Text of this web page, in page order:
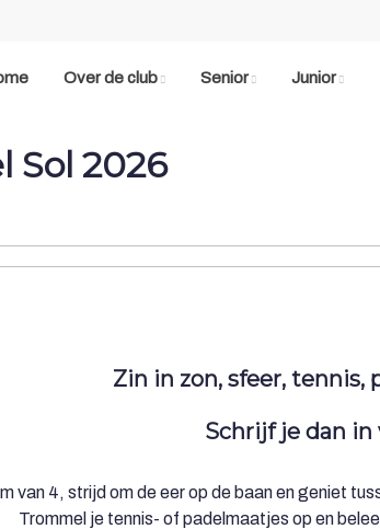
Over de club Senior Junior
Sol 2026
Zin in zon, sfeer, tennis,
Schrijf je dan in
van 4, strijd om de eer op de baan en geniet
Trommel je tennis- of padelmaatjes op en